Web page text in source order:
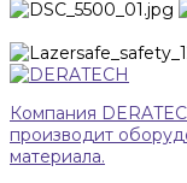
Компания
производит
материала.